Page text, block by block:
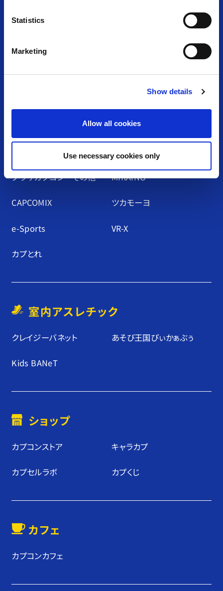
Statistics
Marketing
Show details
Allow all cookies
Use necessary cookies only
お知らせ⼀覧
カプコンアーケード
クッキーポリシー プライバシーポリシー
アミューズメント施設
プラサカプコン ・ その他 MIRAINO
CAPCOMIX ツカモーヨ
e-Sports VR-X
カプとれ
室内アスレチック
クレイジーバネット あそび王国ぴぃかぁぶぅ
Kids BANeT
ショップ
カプコンストア キャラカプ
カプセルラボ カプくじ
カフェ
カプコンカフェ